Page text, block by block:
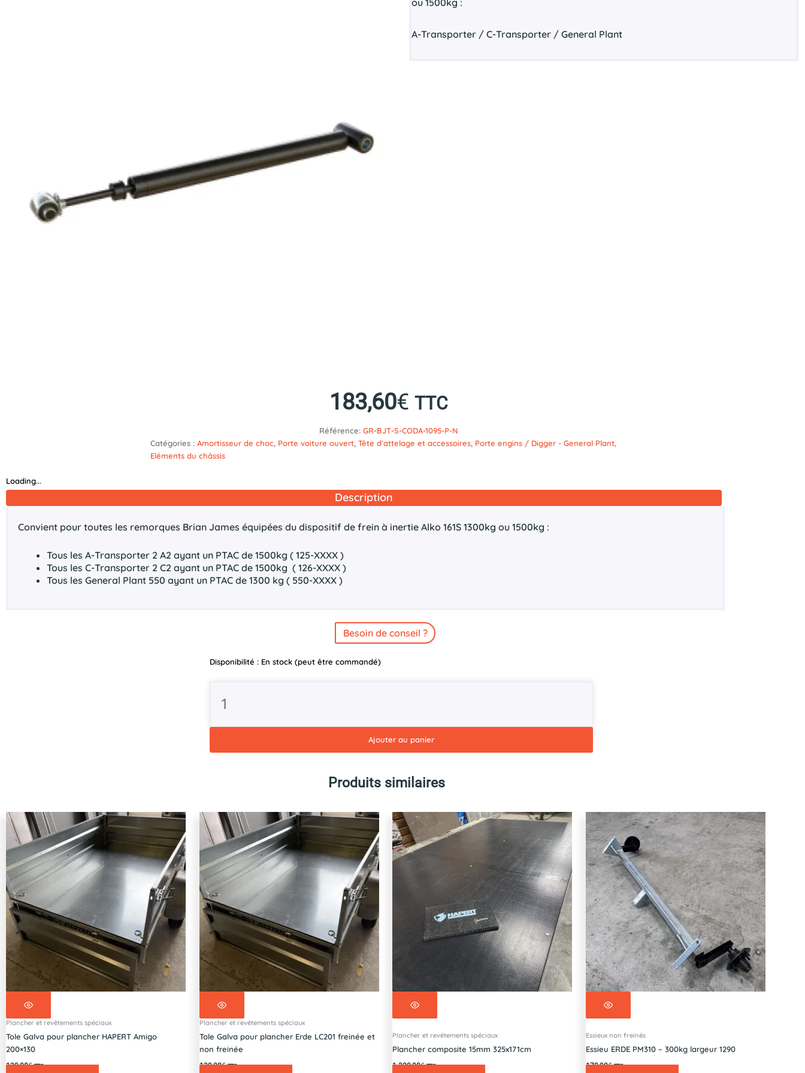
ou 1500kg :
A-Transporter / C-Transporter / General Plant
183,60€ TTC
Référence:GR-BJT-S-CODA-1095-P-N
Catégories : Amortisseur de choc, Porte voiture ouvert, Tête d’attelage et accessoires, Porte engins / Digger - General Plant,
Eléments du châssis
Loading...
Description
Convient pour toutes les remorques Brian James équipées du dispositif de frein à inertie Alko 161S 1300kg ou 1500kg :
Tous les A-Transporter 2 A2 ayant un PTAC de 1500kg ( 125-XXXX )
Tous les C-Transporter 2 C2 ayant un PTAC de 1500kg ( 126-XXXX )
Tous les General Plant 550 ayant un PTAC de 1300 kg ( 550-XXXX )
Besoin de conseil ?
Disponibilité : En stock (peut être commandé)
quantité
choc
1095-
N
Ajouter au panier
Produits similaires
Plancher et revêtements spéciaux
Tole Galva pour plancher HAPERT Amigo
200×130
139,00€ TTC
Plancher et revêtements spéciaux
Tole Galva pour plancher Erde LC201 freinée et
non freinée
139,00€ TTC
Plancher et revêtements spéciaux
Plancher composite 15mm 325x171cm
1 320,00€ TTC
Essieux non freinés
Essieu ERDE PM310 – 300kg largeur 1290
179,90€ TTC